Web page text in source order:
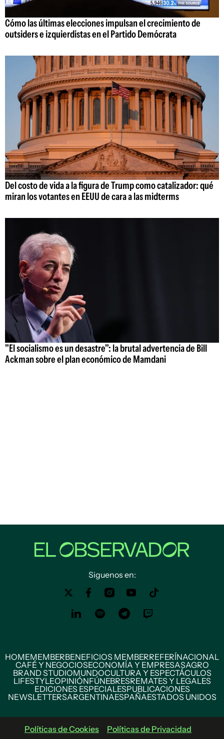
Cómo las últimas elecciones impulsan el crecimiento de
outsiders e izquierdistas en el Partido Demócrata
Del costo de vida a la figura de Trump como catalizador: qué
miran los votantes en EEUU de cara a las midterms
"El socialismo es un desastre": la brutal advertencia de Bill
Ackman sobre el plan económico de Mamdani
Siguenos en:
HOMEMEMBERBENEFICIOS MEMBERREFERÍNACIONAL
CAFÉ Y NEGOCIOSECONOMÍA Y EMPRESASAGRO
BRAND STUDIOMUNDOCULTURA Y ESPECTÁCULOS
LIFESTYLEOPINIÓNFÚNEBRESREMATES Y LEGALES
EDICIONES ESPECIALESPUBLICACIONES
NEWSLETTERSARGENTINAESPAÑAESTADOS UNIDOS
Políticas de Cookies Políticas de Privacidad